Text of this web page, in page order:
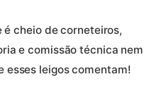
é cheio de corneteiros,
e comissão técnica nem
esses leigos comentam!